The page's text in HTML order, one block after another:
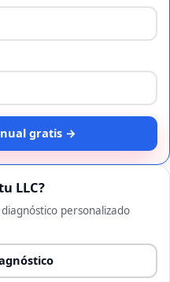
gratis →
LLC?
personalizado